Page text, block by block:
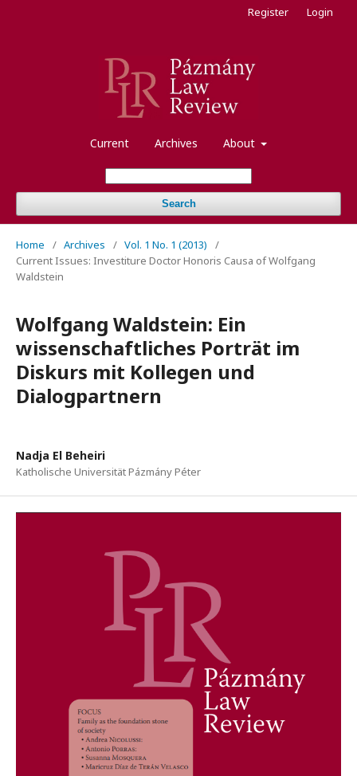
Current Archives About
Search
Register Login
Home / Archives / Vol. 1 No. 1 (2013)
/
Current Issues: Investiture Doctor Honoris Causa of Wolfgang
Waldstein
Wolfgang Waldstein: Ein
wissenschaftliches Porträt im
Diskurs mit Kollegen und
Dialogpartnern
Nadja El Beheiri
Katholische Universität Pázmány Péter